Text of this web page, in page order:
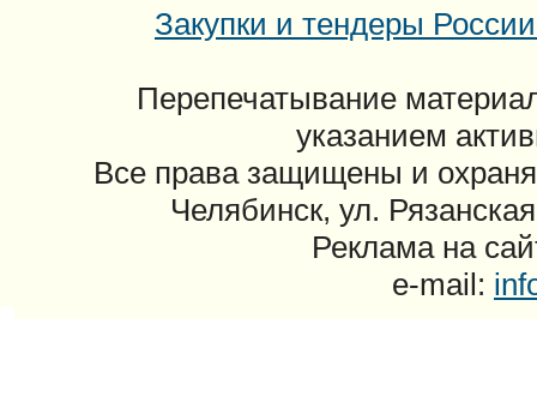
Закупки и тендеры
Перепечатывание
указанием
Все права защищены и
Челябинск, ул.
Реклама на
e-mail: